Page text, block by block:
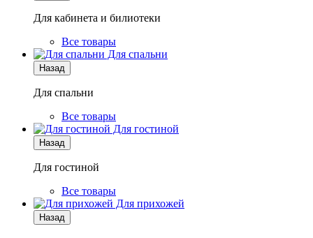
Для кабинета и билиотеки
Все товары
Для спальни
Назад
Для спальни
Все товары
Для гостиной
Назад
Для гостиной
Все товары
Для прихожей
Назад